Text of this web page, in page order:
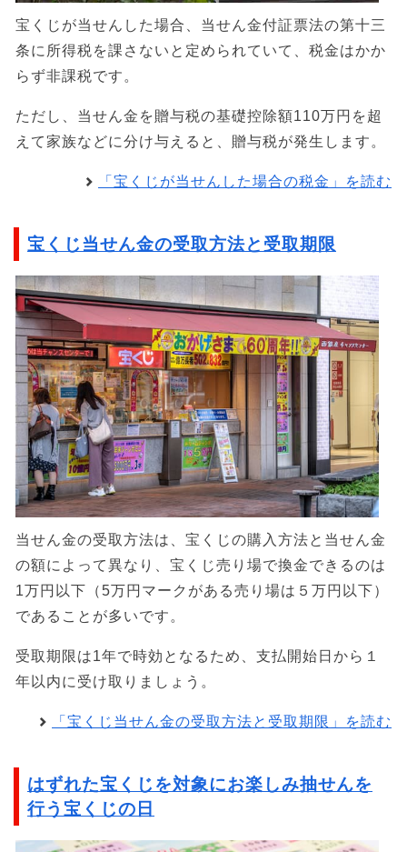
宝くじが当せんした場合、当せん金付証票法の第十三
条に所得税を課さないと定められていて、税金はかか
らず非課税です。
ただし、当せん金を贈与税の基礎控除額110万円を超
えて家族などに分け与えると、贈与税が発生します。
「宝くじが当せんした場合の税金」を読む
宝くじ当せん金の受取方法と受取期限
当せん金の受取方法は、宝くじの購入方法と当せん金
の額によって異なり、宝くじ売り場で換金できるのは
1万円以下（5万円マークがある売り場は５万円以下）
であることが多いです。
受取期限は1年で時効となるため、支払開始日から１
年以内に受け取りましょう。
「宝くじ当せん金の受取方法と受取期限」を読む
はずれた宝くじを対象にお楽しみ抽せんを
行う宝くじの日